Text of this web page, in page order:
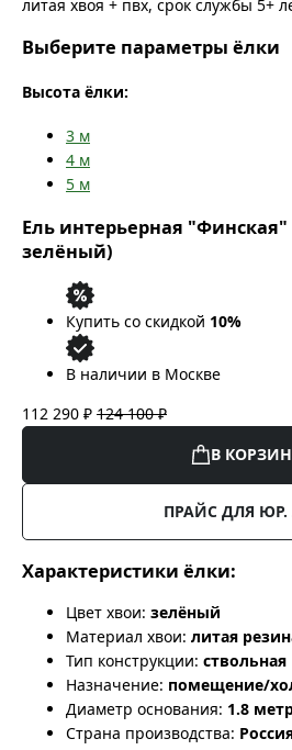
литая хвоя + пвх, срок службы 5+
Выберите параметры ёлки
Высота ёлки:
3 м
4 м
5 м
Ель интерьерная
зелёный)
Купить со скидкой 10%
В наличии в Москве
112 290 ₽ 124 100 ₽
В
ПРАЙС ДЛЯ
Характеристики ёлки:
Цвет хвои: зелёный
Материал хвои: литая
Тип конструкции: ствольная
Назначение: помещение/
Диаметр основания: 1.8
Страна производства: